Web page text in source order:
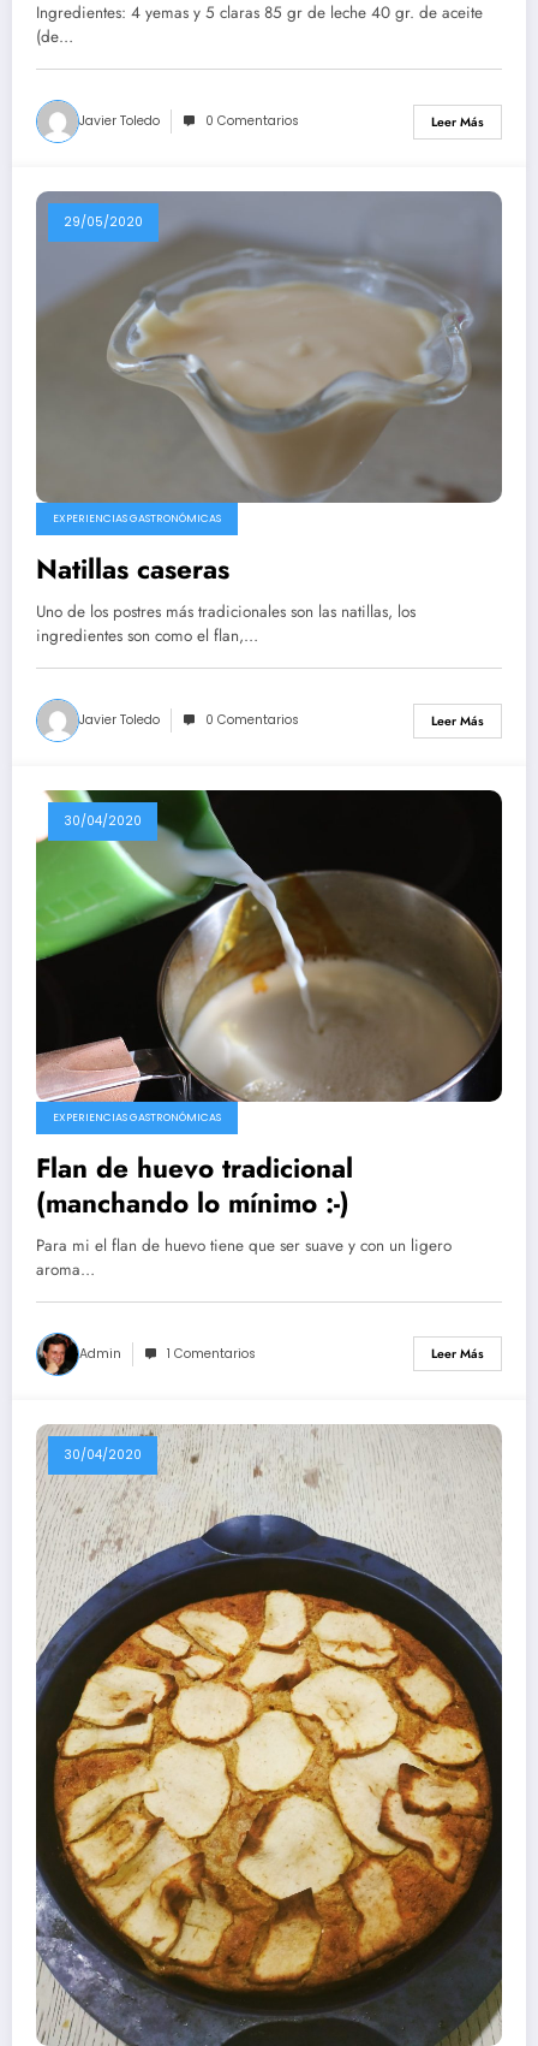
Ingredientes: 4 yemas y 5 claras 85 gr de leche 40 gr. de aceite
(de…
Javier Toledo 0 Comentarios Leer Más
29/05/2020
EXPERIENCIAS GASTRONÓMICAS
Natillas caseras
Uno de los postres más tradicionales son las natillas, los
ingredientes son como el flan,…
Javier Toledo 0 Comentarios Leer Más
30/04/2020
EXPERIENCIAS GASTRONÓMICAS
Flan de huevo tradicional
(manchando lo mínimo :-)
Para mi el flan de huevo tiene que ser suave y con un ligero
aroma…
Admin 1 Comentarios Leer Más
30/04/2020